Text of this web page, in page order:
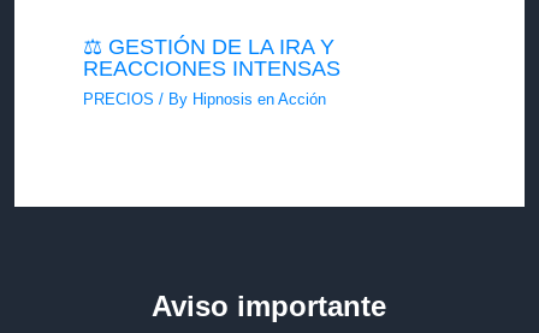
⚖️ GESTIÓN DE LA IRA Y
REACCIONES INTENSAS
PRECIOS / By Hipnosis en Acción
Aviso importante